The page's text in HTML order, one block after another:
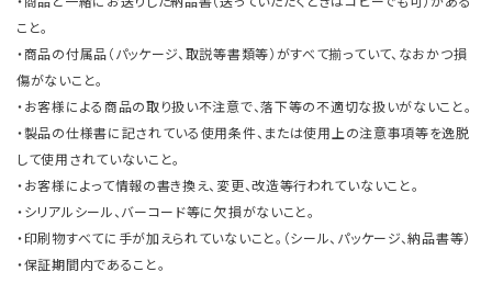
こと。
・商品の付属品（パッケージ、取説等書類等）がすべて揃っていて、なおかつ損
傷がないこと。
・お客様による商品の取り扱い不注意で、落下等の不適切な扱いがないこと。
・製品の仕様書に記されている使用条件、または使用上の注意事項等を逸脱
して使用されていないこと。
・お客様によって情報の書き換え、変更、改造等行われていないこと。
・シリアルシール、バーコード等に欠損がないこと。
・印刷物すべてに手が加えられていないこと。（シール、パッケージ、納品書等）
・保証期間内であること。